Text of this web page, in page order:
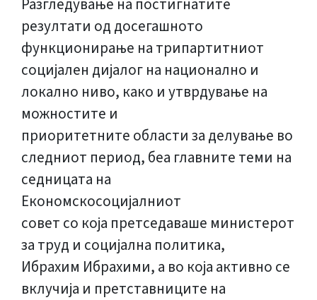
Разгледување на постигнатите
резултати од досегашното
функционирање на трипартитниот
социјален дијалог на национално и
локално ниво, како и утврдување на
можностите и
приоритетните области за делување во
следниот период, беа главните теми на
седницата на
Економскосоцијалниот
совет со која претседаваше министерот
за труд и социјална политика,
Ибрахим Ибрахими, а во која активно се
вклучија и претставниците на